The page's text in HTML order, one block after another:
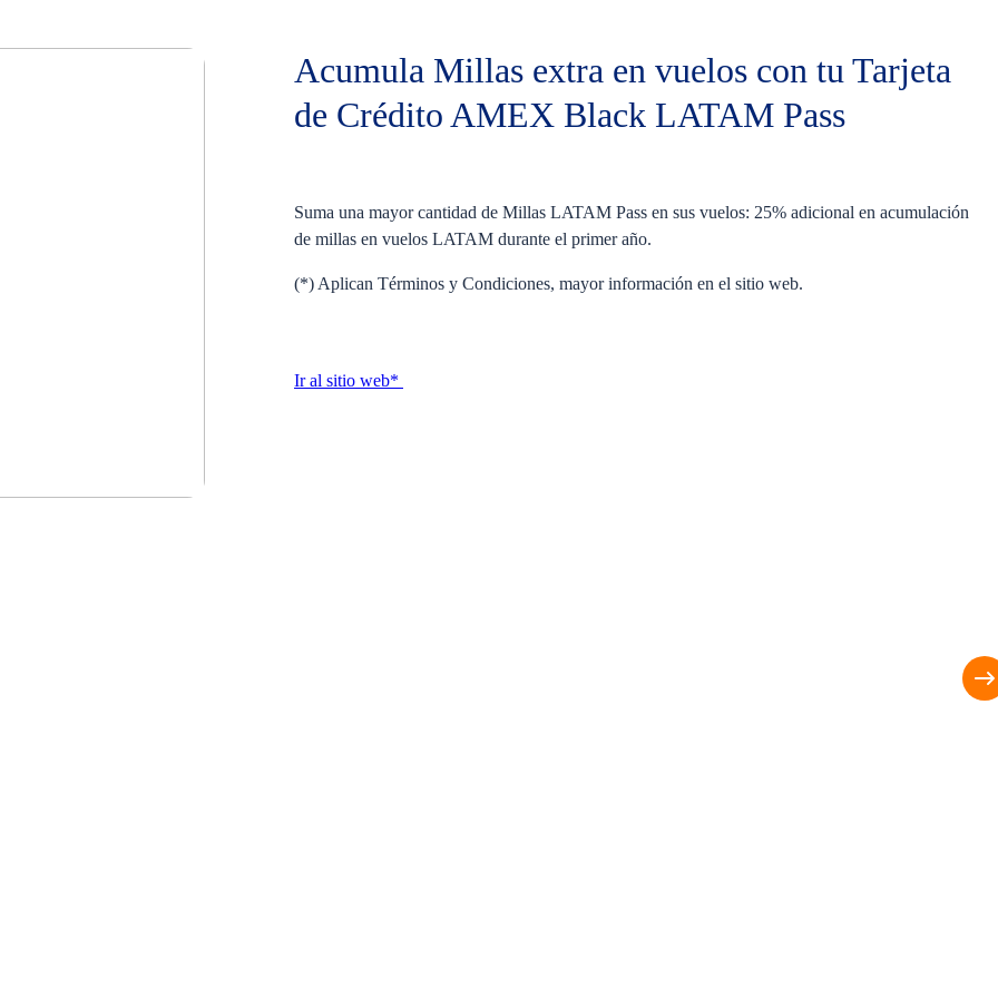
Acumula Millas extra en vuelos con tu Tarjeta
de Crédito AMEX Black LATAM Pass
Suma una mayor cantidad de Millas LATAM Pass en sus vuelos: 25% adicional en acumulación
de millas en vuelos LATAM durante el primer año.
(*) Aplican Términos y Condiciones, mayor información en el sitio web.
Ir al sitio web*